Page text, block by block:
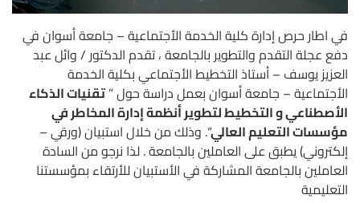
في اطار حرص إدارة كلية الخدمة الأجتماعية – جامعة أسوان في
دفع عجلة التقدم والتطوير بالجامعة ، تقدم الدكتور / وائل عبد
العزيز يوسف – أستاذ التخطيط الأجتماعي بكلية الخدمة
الأجتماعية – جامعة أسوان بعمل دراسة حول ”تقنيات الذكاء
الأصطناعي و التخطيط لتطوير أنظمة إدارة المخاطر في
مؤسسات التعليم العالي“. وذلك من خلال استبيان (ورقي –
إلكتروني) يطبق على العاملين بالجامعة . لذا نرجو من السادة
العاملين بالجامعة المشاركة في الأستبيان للأرتقاء بمؤسستنا
التعليمية